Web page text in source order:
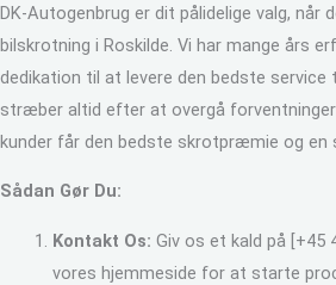
DK-Autogenbrug er dit pålidelige valg, når
bilskrotning i Roskilde. Vi har mange års
dedikation til at levere den bedste service
stræber altid efter at overgå
kunder får den bedste skrotpræmie og en
Sådan Gør Du:
Kontakt Os: Giv os et kald på [+45
vores hjemmeside for at starte